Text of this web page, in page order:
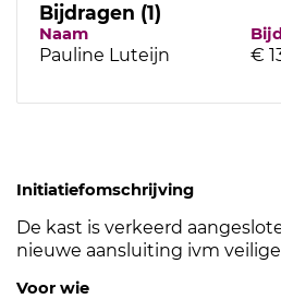
Bijdragen (1)
Naam
Pauline Luteijn €
Initiatiefomschrijving
De kast is verkeerd
nieuwe aansluiting ivm
Voor wie